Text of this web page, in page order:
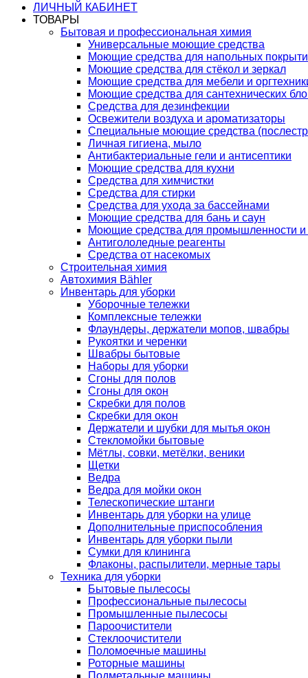
ЛИЧНЫЙ КАБИНЕТ
ТОВАРЫ
Бытовая и профессиональная химия
Универсальные моющие средства
Моющие средства для напольных
Моющие средства для стёкол и зеркал
Моющие средства для мебели и
Моющие средства для сантехнических
Средства для дезинфекции
Освежители воздуха и ароматизаторы
Специальные моющие средства
Личная гигиена, мыло
Антибактериальные гели и антисептики
Моющие средства для кухни
Средства для химчистки
Средства для стирки
Средства для ухода за бассейнами
Моющие средства для бань и саун
Моющие средства для промышленности и
Антигололедные реагенты
Средства от насекомых
Строительная химия
Автохимия Bähler
Инвентарь для уборки
Уборочные тележки
Комплексные тележки
Флаундеры, держатели мопов, швабры
Рукоятки и черенки
Швабры бытовые
Наборы для уборки
Сгоны для полов
Сгоны для окон
Скребки для полов
Скребки для окон
Держатели и шубки для мытья окон
Стекломойки бытовые
Мётлы, совки, метёлки, веники
Щетки
Ведра
Ведра для мойки окон
Телескопические штанги
Инвентарь для уборки на улице
Дополнительные приспособления
Инвентарь для уборки пыли
Сумки для клининга
Флаконы, распылители, мерные тары
Техника для уборки
Бытовые пылесосы
Профессиональные пылесосы
Промышленные пылесосы
Пароочистители
Стеклоочистители
Поломоечные машины
Роторные машины
Подметальные машины